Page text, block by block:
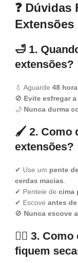
❓ Dúvidas
Extensões
🛁 1.
extensões?
💧 Aguarde 48
🚫 Evite esfregar
🌙 Nunca durma
🖌️ 2. Como
extensões?
✔ Use um pente
cerdas macias
✔ Penteie de cima
✔ Escove antes
🚫 Nunca escove
💆‍♀️ 3.
fiquem